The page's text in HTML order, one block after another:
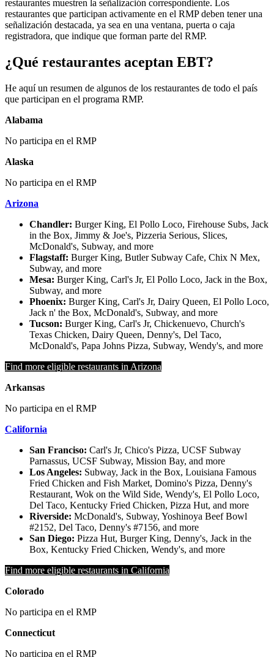
restaurantes muestren la señalización correspondiente. Los
restaurantes que participan activamente en el RMP deben tener una
señalización destacada, ya sea en una ventana, puerta o caja
registradora, que indique que forman parte del RMP.
¿Qué restaurantes aceptan EBT?
He aquí un resumen de algunos de los restaurantes de todo el país
que participan en el programa RMP.
Alabama
No participa en el RMP
Alaska
No participa en el RMP
Arizona
Chandler: Burger King, El Pollo Loco, Firehouse Subs, Jack
in the Box, Jimmy & Joe's, Pizzeria Serious, Slices,
McDonald's, Subway, and more
Flagstaff: Burger King, Butler Subway Cafe, Chix N Mex,
Subway, and more
Mesa: Burger King, Carl's Jr, El Pollo Loco, Jack in the Box,
Subway, and more
Phoenix: Burger King, Carl's Jr, Dairy Queen, El Pollo Loco,
Jack n' the Box, McDonald's, Subway, and more
Tucson: Burger King, Carl's Jr, Chickenuevo, Church's
Texas Chicken, Dairy Queen, Denny's, Del Taco,
McDonald's, Papa Johns Pizza, Subway, Wendy's, and more
Find more eligible restaurants in Arizona
Arkansas
No participa en el RMP
California
San Franciso: Carl's Jr, Chico's Pizza, UCSF Subway
Parnassus, UCSF Subway, Mission Bay, and more
Los Angeles: Subway, Jack in the Box, Louisiana Famous
Fried Chicken and Fish Market, Domino's Pizza, Denny's
Restaurant, Wok on the Wild Side, Wendy's, El Pollo Loco,
Del Taco, Kentucky Fried Chicken, Pizza Hut, and more
Riverside: McDonald's, Subway, Yoshinoya Beef Bowl
#2152, Del Taco, Denny's #7156, and more
San Diego: Pizza Hut, Burger King, Denny's, Jack in the
Box, Kentucky Fried Chicken, Wendy's, and more
Find more eligible restaurants in California
Colorado
No participa en el RMP
Connecticut
No participa en el RMP